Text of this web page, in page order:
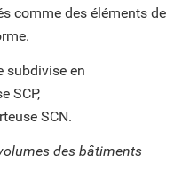
comme des éléments de
subdivise en
SCP,
SCN.
des bâtiments